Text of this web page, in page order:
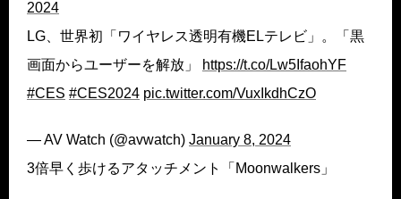
2024
LG、世界初「ワイヤレス透明有機ELテレビ」。「黒
画面からユーザーを解放」
https://t.co/Lw5IfaohYF
#CES #CES2024 pic.twitter.com/VuxIkdhCzO
— AV Watch (@avwatch) January 8, 2024
3倍早く歩けるアタッチメント「Moonwalkers」